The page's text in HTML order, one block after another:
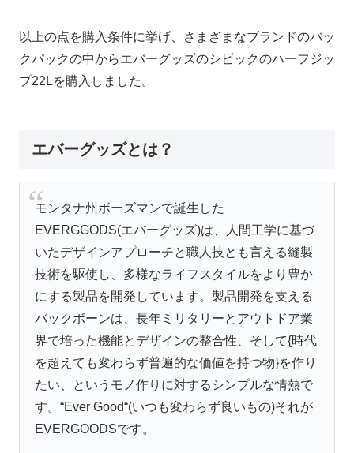
以上の点を購入条件に挙げ、さまざまなブランドのバッ
クパックの中からエバーグッズのシビックのハーフジッ
プ22Lを購入しました。
エバーグッズとは？
モンタナ州ボーズマンで誕生した
EVERGGODS(エバーグッズ)は、人間工学に基づ
いたデザインアプローチと職人技とも言える縫製
技術を駆使し、多様なライフスタイルをより豊か
にする製品を開発しています。製品開発を支える
バックボーンは、長年ミリタリーとアウトドア業
界で培った機能とデザインの整合性、そして{時代
を超えても変わらず普遍的な価値を持つ物}を作り
たい、というモノ作りに対するシンプルな情熱で
す。“Ever Good“(いつも変わらず良いもの)それが
EVERGOODSです。